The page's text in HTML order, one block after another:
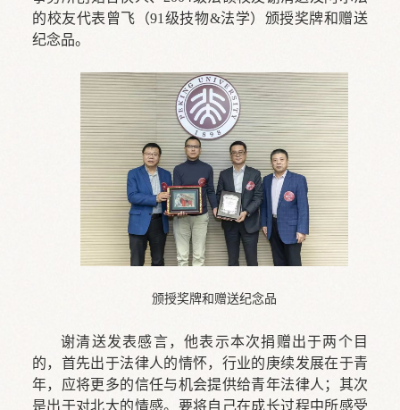
的校友代表曾飞（91级技物&法学）颁授奖牌和赠送
纪念品。
颁授奖牌和赠送纪念品
谢清送发表感言，他表示本次捐赠出于两个目
的，首先出于法律人的情怀，行业的庚续发展在于青
年，应将更多的信任与机会提供给青年法律人；其次
是出于对北大的情感。要将自己在成长过程中所感受